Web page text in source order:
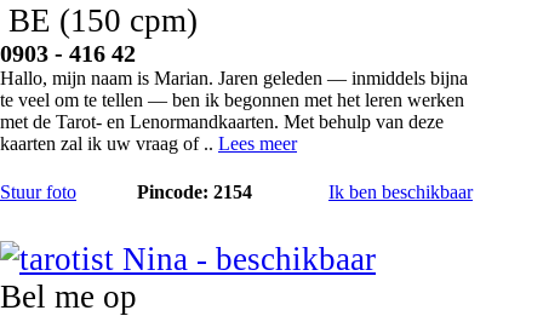
BE (150 cpm)
0903 - 416 42
Hallo, mijn naam is Marian. Jaren geleden — inmiddels bijna
te veel om te tellen — ben ik begonnen met het leren werken
met de Tarot- en Lenormandkaarten. Met behulp van deze
kaarten zal ik uw vraag of .. Lees meer
Stuur foto Pincode: 2154 Ik ben beschikbaar
Bel me op